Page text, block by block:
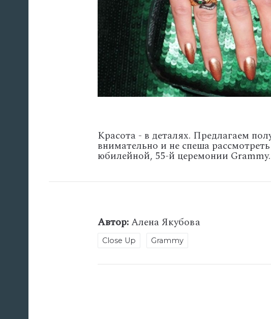
Красота - в деталях. Предлагаем
внимательно и не спеша
юбилейной, 55-й церемонии Grammy.
Автор:Алена Якубова
Close Up Grammy